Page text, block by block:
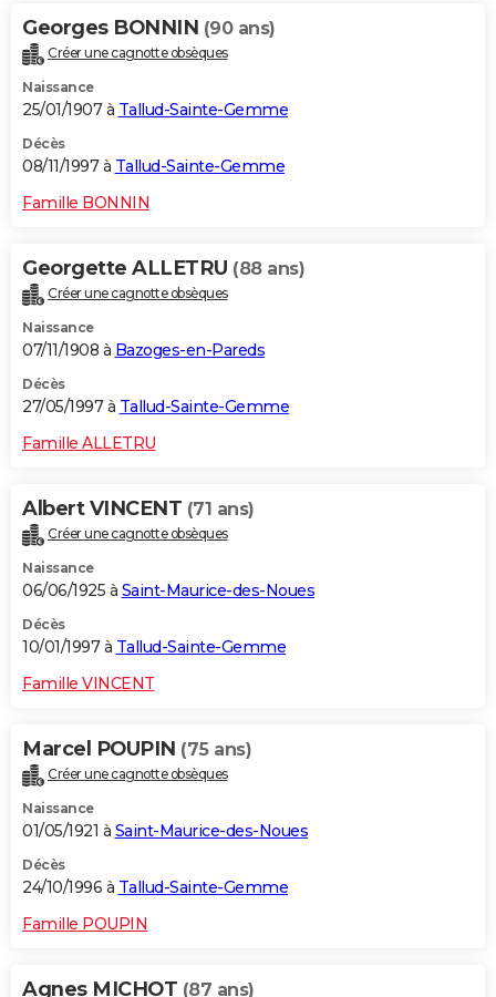
Georges BONNIN (90 ans)
Créer une cagnotte obsèques
Naissance
25/01/1907 à Tallud-Sainte-Gemme
Décès
08/11/1997 à Tallud-Sainte-Gemme
Famille BONNIN
Georgette ALLETRU (88 ans)
Créer une cagnotte obsèques
Naissance
07/11/1908 à Bazoges-en-Pareds
Décès
27/05/1997 à Tallud-Sainte-Gemme
Famille ALLETRU
Albert VINCENT (71 ans)
Créer une cagnotte obsèques
Naissance
06/06/1925 à Saint-Maurice-des-Noues
Décès
10/01/1997 à Tallud-Sainte-Gemme
Famille VINCENT
Marcel POUPIN (75 ans)
Créer une cagnotte obsèques
Naissance
01/05/1921 à Saint-Maurice-des-Noues
Décès
24/10/1996 à Tallud-Sainte-Gemme
Famille POUPIN
Agnes MICHOT (87 ans)